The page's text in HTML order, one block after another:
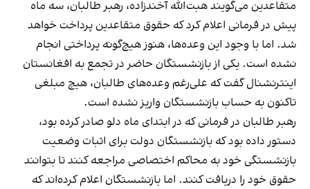
متقاعدین می‌گویند هبت‌الله آخندزاده، رهبر طالبان، سه ماه
پیش در فرمانی اعلام کرد که حقوق متقاعدین پرداخت خواهد
شد. اما با وجود این وعده‌ها، هنوز هیچ‌گونه پرداختی انجام
نشده است. یکی از بازنشستگان حاضر در تجمع به افغانستان
اینترنشنال گفت که علی‌رغم وعده‌های طالبان، هیچ مبلغی
تاکنون به حساب بازنشستگان واریز نشده است.
رهبر طالبان در فرمانی که در ابتدای ماه دلو صادر کرده بود،
دستور داده بود که بازنشستگان دولت برای اثبات وضعیت
بازنشستگی خود به محاکم اختصاصی مراجعه کنند تا بتوانند
حقوق خود را دریافت کنند. اما بازنشستگان اعلام کرده‌اند که